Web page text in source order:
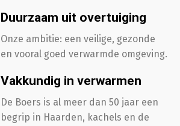
Duurzaam uit overtuiging
Onze ambitie: een veilige, gezonde
en vooral goed verwarmde omgeving.
Vakkundig in verwarmen
De Boers is al meer dan 50 jaar een
begrip in Haarden, kachels en de